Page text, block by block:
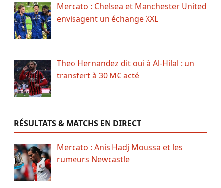
Mercato : Chelsea et Manchester United
envisagent un échange XXL
Theo Hernandez dit oui à Al-Hilal : un
transfert à 30 M€ acté
RÉSULTATS & MATCHS EN DIRECT
Mercato : Anis Hadj Moussa et les
rumeurs Newcastle